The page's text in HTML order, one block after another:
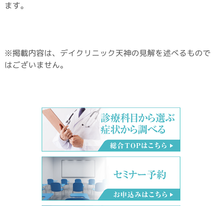
ます。
※掲載内容は、デイクリニック天神の見解を述べるもので
はございません。